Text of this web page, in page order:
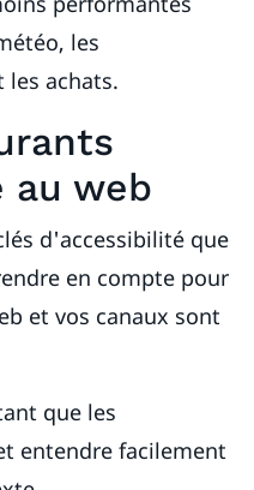
les
achats.
au web
d'accessibilité que
en compte pour
et vos canaux sont
que les
entendre facilement